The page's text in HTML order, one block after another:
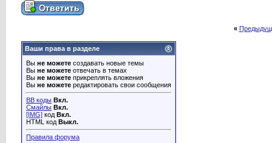
«
Ваши права в разделе
Вы не можете создавать новые темы
Вы не можете отвечать в темах
Вы не можете прикреплять вложения
Вы не можете редактировать свои сообщения
BB коды Вкл.
Смайлы Вкл.
[IMG] код Вкл.
HTML код Выкл.
Правила форума